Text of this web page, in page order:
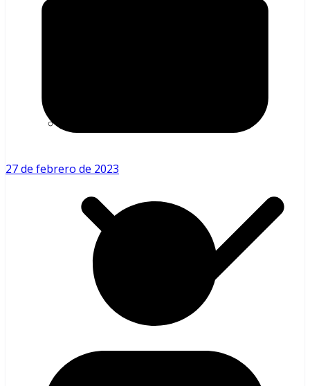
27 de febrero de 2023